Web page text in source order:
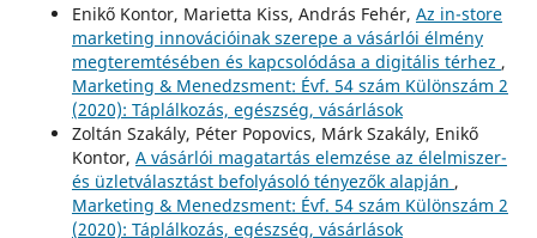
Enikő Kontor, Marietta Kiss, András Fehér, Az in-store
marketing innovációinak szerepe a vásárlói élmény
megteremtésében és kapcsolódása a digitális térhez ,
Marketing & Menedzsment: Évf. 54 szám Különszám 2
(2020): Táplálkozás, egészség, vásárlások
Zoltán Szakály, Péter Popovics, Márk Szakály, Enikő
Kontor, A vásárlói magatartás elemzése az élelmiszer-
és üzletválasztást befolyásoló tényezők alapján ,
Marketing & Menedzsment: Évf. 54 szám Különszám 2
(2020): Táplálkozás, egészség, vásárlások